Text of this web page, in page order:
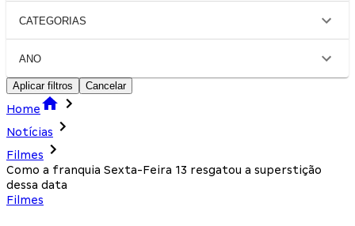
CATEGORIAS
ANO
Aplicar filtros Cancelar
Home
Notícias
Filmes
Como a franquia Sexta-Feira 13 resgatou a superstição
dessa data
Filmes